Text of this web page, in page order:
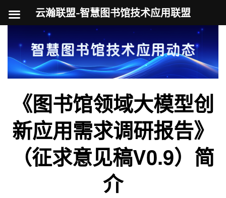
至
内
容
《图书馆领域大模型创
新应用需求调研报告》
（征求意见稿V0.9）简
介
云瀚联盟-智慧图书馆技术应用联盟